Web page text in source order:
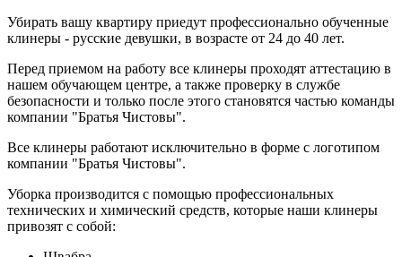
Убирать вашу квартиру приедут профессионально обученные
клинеры - русские девушки, в возрасте от 24 до 40 лет.
Перед приемом на работу все клинеры проходят аттестацию в
нашем обучающем центре, а также проверку в службе
безопасности и только после этого становятся частью команды
компании "Братья Чистовы".
Все клинеры работают исключительно в форме с логотипом
компании "Братья Чистовы".
Уборка производится с помощью профессиональных
технических и химический средств, которые наши клинеры
привозят с собой: